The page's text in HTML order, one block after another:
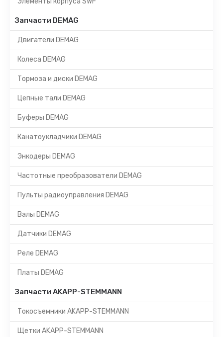
Запчасти DEMAG
Двигатели DEMAG
Колеса DEMAG
Тормоза и диски DEMAG
Цепные тали DEMAG
Буферы DEMAG
Канатоукладчики DEMAG
Энкодеры DEMAG
Частотные преобразователи DEMAG
Пульты радиоуправления DEMAG
Валы DEMAG
Датчики DEMAG
Реле DEMAG
Платы DEMAG
Запчасти AKAPP-STEMMANN
Токосъемники AKAPP-STEMMANN
Щетки AKAPP-STEMMANN